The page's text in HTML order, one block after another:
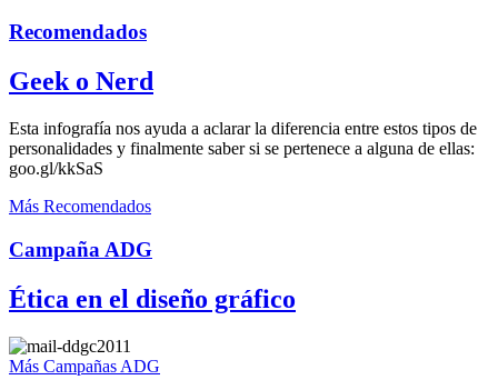
Recomendados
Geek o Nerd
Esta infografía nos ayuda a aclarar la diferencia entre estos tipos de
personalidades y finalmente saber si se pertenece a alguna de ellas:
goo.gl/kkSaS
Más Recomendados
Campaña ADG
Ética en el diseño gráfico
Más Campañas ADG